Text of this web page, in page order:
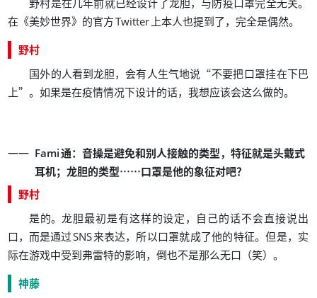
野村是在几年前就已经设计了龙胆 与防疫口罩完全无关
在 《美妙世界》 的官方Twitter上本人也提到了 ，完全是偶然。
野村
国外的人看到龙胆，会有人生气地说 “不要把口罩挂在下巴
上”。如果是在疫情情况下设计的话，我想应该会这么做的。
Fami通： 音操是避免和别人接触的类型， 特征就是头戴式
耳机； 龙胆的类型……口罩是他的象征对吧？
野村
是的。龙胆最初是有这样的设定 ， 自己的话不会直接说出
口，而是通过SNS来表达， 所以口罩就成了他的特征。但是， 实
际在游戏中受到弗雷特的影响，倒也不是那么无口 （笑）。
神藤